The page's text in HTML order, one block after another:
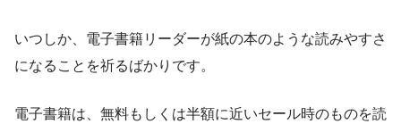
いつしか、電子書籍リーダーが紙の本のような読みやすさ
になることを祈るばかりです。
電子書籍は、無料もしくは半額に近いセール時のものを読